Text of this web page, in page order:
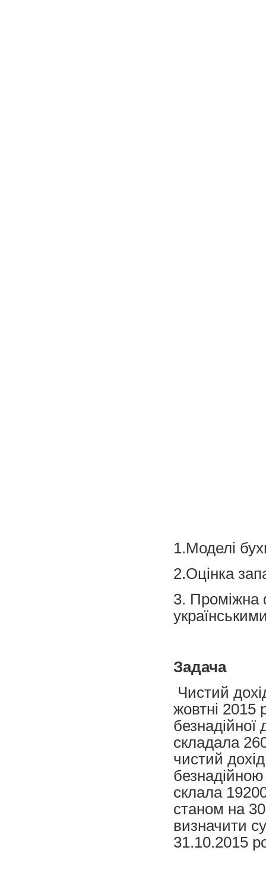
1.Моделі
2.Оцінка
3. Проміжна
Задача
Чистий
жовтні 2015
безнадійної
складала
чистий
безнадійною
склала
станом на
визначити
31.10.2015